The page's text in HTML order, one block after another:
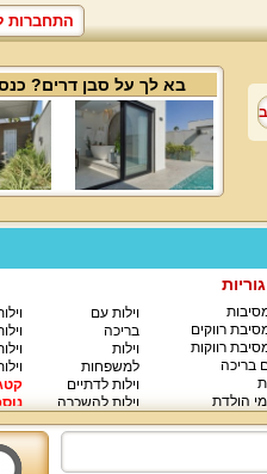
התחברות
בא לך על סבן דרים?
רווקים
רווקות
בריכה
הולדת
וילות עם
בריכה
וילות
למשפחות
וילות לדתיים
וילות להשכרה
וילות יוקרתיות